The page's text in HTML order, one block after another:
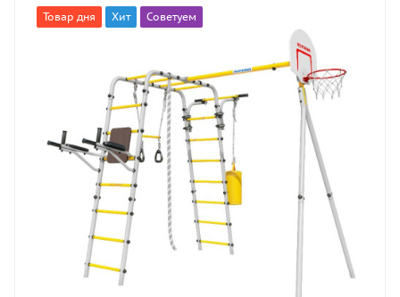
Товар дня Хит Советуем